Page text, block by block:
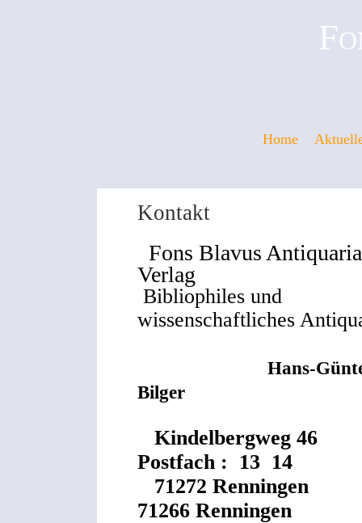
Home
Kontakt
Fons Blavus
Verlag
Bibliophiles und
wissenschaftliches
Hans-
Bilger
Kindelbergweg
Postfach : 13 14
71272
71266 Renningen